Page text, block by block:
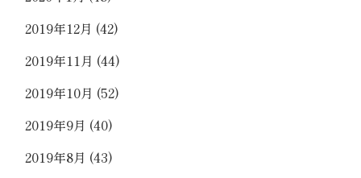
2019年12月 (42)
2019年11月 (44)
2019年10月 (52)
2019年9月 (40)
2019年8月 (43)